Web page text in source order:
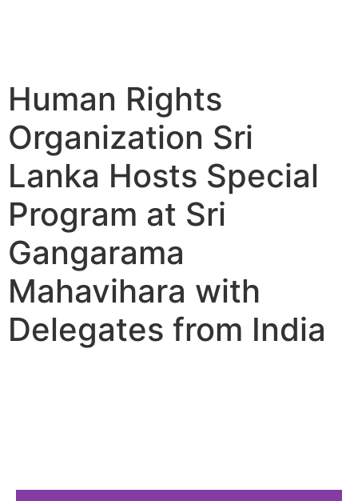
Human Rights
Organization Sri
Lanka Hosts Special
Program at Sri
Gangarama
Mahavihara with
Delegates from India